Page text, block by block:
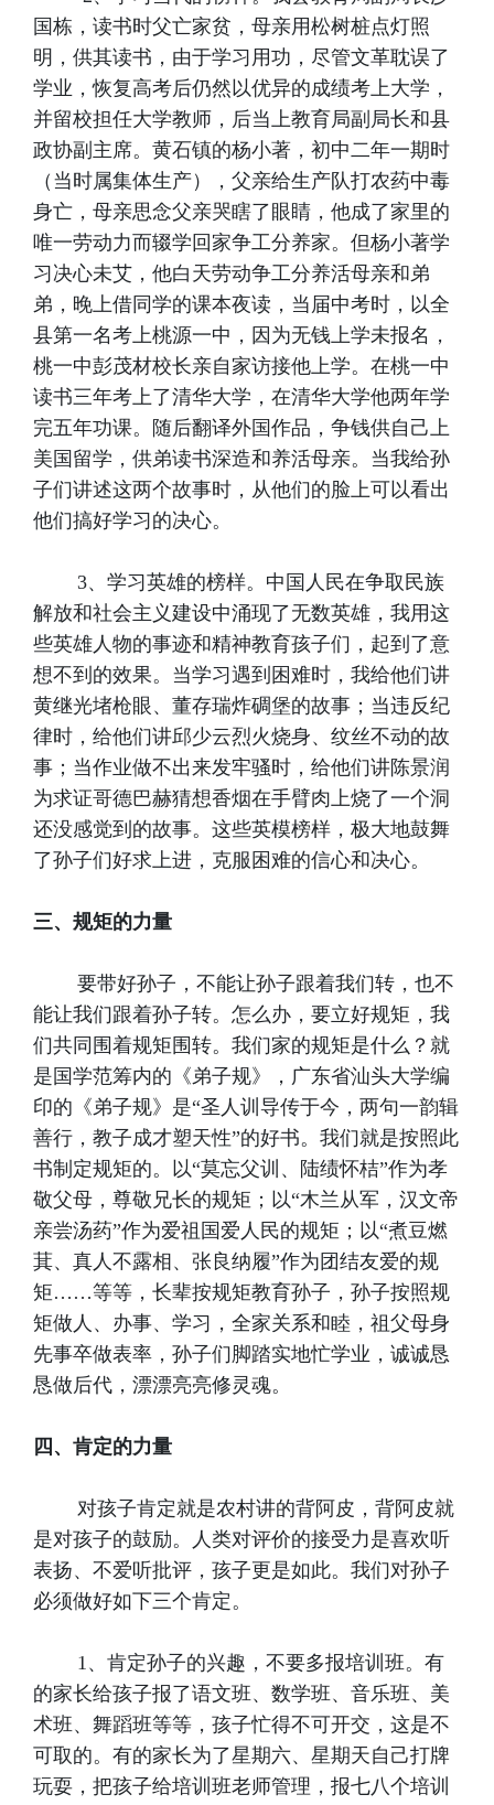
国栋，读书时父亡家贫，母亲用松树桩点灯照
明，供其读书，由于学习用功，尽管文革耽误了
学业，恢复高考后仍然以优异的成绩考上大学，
并留校担任大学教师，后当上教育局副局长和县
政协副主席。黄石镇的杨小著，初中二年一期时
（当时属集体生产），父亲给生产队打农药中毒
身亡，母亲思念父亲哭瞎了眼睛，他成了家里的
唯一劳动力而辍学回家争工分养家。但杨小著学
习决心未艾，他白天劳动争工分养活母亲和弟
弟，晚上借同学的课本夜读，当届中考时，以全
县第一名考上桃源一中，因为无钱上学未报名，
桃一中彭茂材校长亲自家访接他上学。在桃一中
读书三年考上了清华大学，在清华大学他两年学
完五年功课。随后翻译外国作品，争钱供自己上
美国留学，供弟读书深造和养活母亲。当我给孙
子们讲述这两个故事时，从他们的脸上可以看出
他们搞好学习的决心。
3、学习英雄的榜样。中国人民在争取民族
解放和社会主义建设中涌现了无数英雄，我用这
些英雄人物的事迹和精神教育孩子们，起到了意
想不到的效果。当学习遇到困难时，我给他们讲
黄继光堵枪眼、董存瑞炸碉堡的故事；当违反纪
律时，给他们讲邱少云烈火烧身、纹丝不动的故
事；当作业做不出来发牢骚时，给他们讲陈景润
为求证哥德巴赫猜想香烟在手臂肉上烧了一个洞
还没感觉到的故事。这些英模榜样，极大地鼓舞
了孙子们好求上进，克服困难的信心和决心。
三、规矩的力量
要带好孙子，不能让孙子跟着我们转，也不
能让我们跟着孙子转。怎么办，要立好规矩，我
们共同围着规矩围转。我们家的规矩是什么？就
是国学范筹内的《弟子规》，广东省汕头大学编
印的《弟子规》是“圣人训导传于今，两句一韵辑
善行，教子成才塑天性”的好书。我们就是按照此
书制定规矩的。以“莫忘父训、陆绩怀桔”作为孝
敬父母，尊敬兄长的规矩；以“木兰从军，汉文帝
亲尝汤药”作为爱祖国爱人民的规矩；以“煮豆燃
萁、真人不露相、张良纳履”作为团结友爱的规
矩……等等，长辈按规矩教育孙子，孙子按照规
矩做人、办事、学习，全家关系和睦，祖父母身
先事卒做表率，孙子们脚踏实地忙学业，诚诚恳
恳做后代，漂漂亮亮修灵魂。
四、肯定的力量
对孩子肯定就是农村讲的背阿皮，背阿皮就
是对孩子的鼓励。人类对评价的接受力是喜欢听
表扬、不爱听批评，孩子更是如此。我们对孙子
必须做好如下三个肯定。
1、肯定孙子的兴趣，不要多报培训班。有
的家长给孩子报了语文班、数学班、音乐班、美
术班、舞蹈班等等，孩子忙得不可开交，这是不
可取的。有的家长为了星期六、星期天自己打牌
玩耍，把孩子给培训班老师管理，报七八个培训